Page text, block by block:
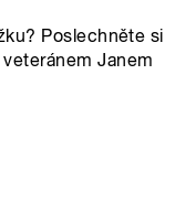
Poslechněte si
Janem